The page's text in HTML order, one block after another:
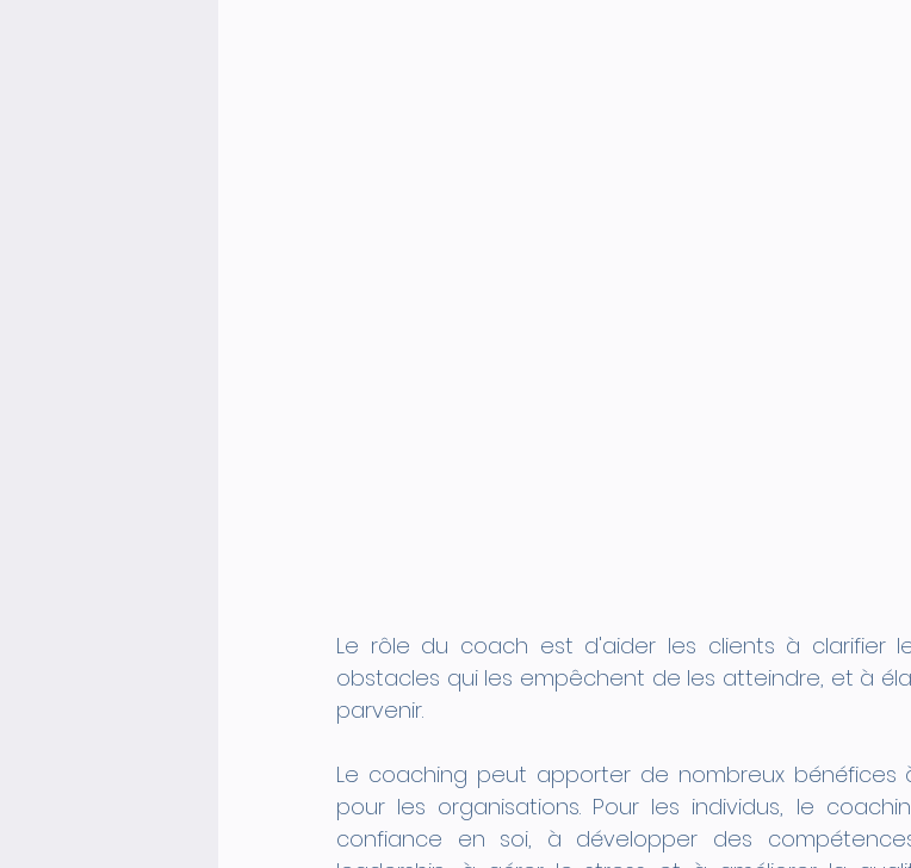
Le rôle du coach est d'aider les clients à clarifier
obstacles qui les empêchent de les atteindre, et à
parvenir.
Le coaching peut apporter de nombreux bénéfices
pour les organisations. Pour les individus, le
confiance en soi, à développer des